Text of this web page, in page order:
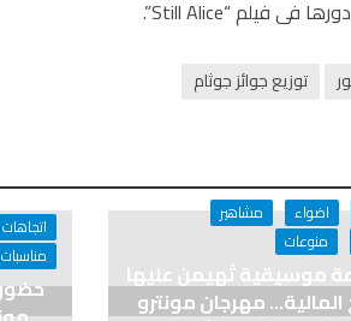
توزيع جوائز جوثام
اضواء
مشاهير
منوعات
موسيقية تُهيمن عليها
المالية… مهرجان مونترو
اتجاهات
مناسبات